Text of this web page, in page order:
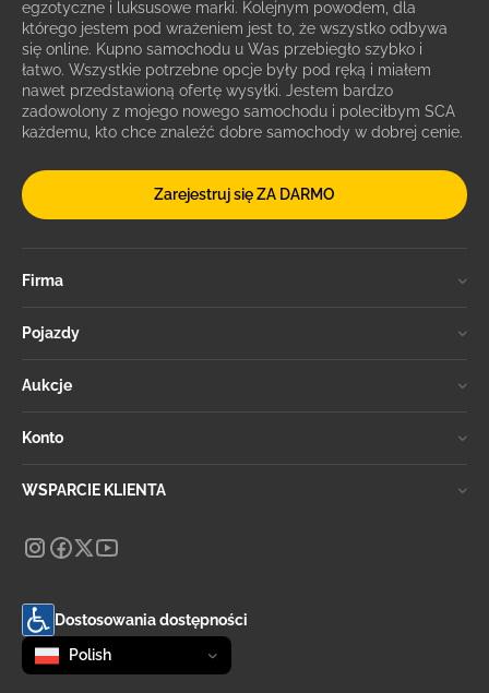
egzotyczne i luksusowe marki. Kolejnym powodem, dla
którego jestem pod wrażeniem jest to, że wszystko odbywa
się online. Kupno samochodu u Was przebiegło szybko i
łatwo. Wszystkie potrzebne opcje były pod ręką i miałem
nawet przedstawioną ofertę wysyłki. Jestem bardzo
zadowolony z mojego nowego samochodu i poleciłbym SCA
każdemu, kto chce znaleźć dobre samochody w dobrej cenie.
Zarejestruj się ZA DARMO
Firma
Pojazdy
Aukcje
Konto
WSPARCIE KLIENTA
Dostosowania dostępności
Zmień język
selected
Polish